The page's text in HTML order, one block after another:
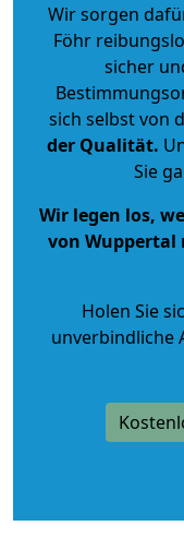
Wir sorgen
Föhr
sicher
sich selbst von
der Qualität.
Sie
Wir legen los,
von Wuppertal
Holen Sie
unverbindliche